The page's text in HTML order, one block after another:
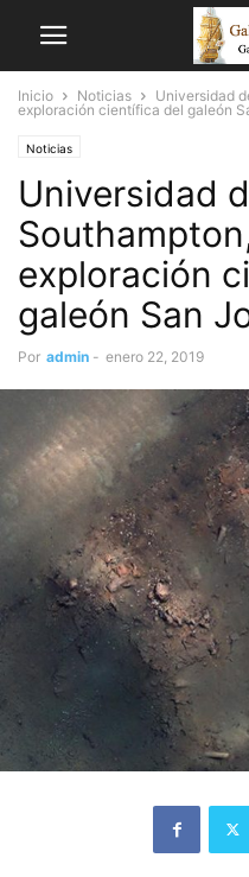
Inicio Noticias
Universidad
exploración científica del galeón
Noticias
Universidad
exploración
galeón San
Por admin - enero 22, 2019